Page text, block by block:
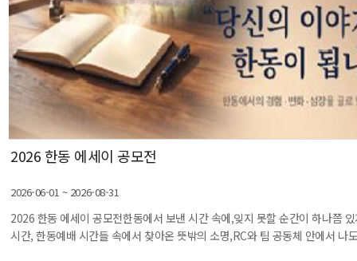
2026 한동 에세이 공모전
2026-06-01 ~ 2026-08-31
2026 한동 에세이 공모전한동에서 보낸 시간 속에,잊지 못할 순간이 하나쯤
시간, 한동예배 시간들 속에서 찾아온 뜻밖의 소명,RC와 팀 공동체 안에서 나